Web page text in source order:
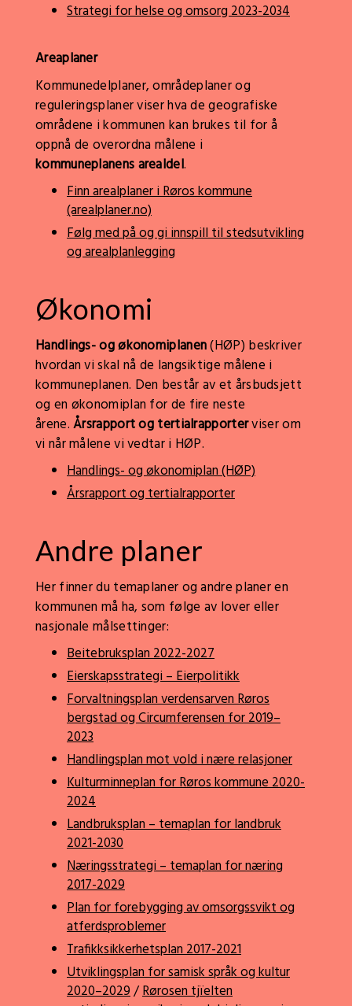
Strategi for helse og omsorg 2023-2034
Areaplaner
Kommunedelplaner, områdeplaner og
reguleringsplaner viser hva de geografiske
områdene i kommunen kan brukes til for å
oppnå de overordna målene i
kommuneplanens arealdel.
Finn arealplaner i Røros kommune
(arealplaner.no)
Følg med på og gi innspill til stedsutvikling
og arealplanlegging
Økonomi
Handlings- og økonomiplanen(HØP) beskriver
hvordan vi skal nå de langsiktige målene i
kommuneplanen. Den består av et årsbudsjett
og en økonomiplan for de fire neste
årene.Årsrapport og tertialrapporterviser om
vi når målene vi vedtar i HØP.
Handlings- og økonomiplan (HØP)
Årsrapport og tertialrapporter
Andre planer
Her finner du temaplaner og andre planer en
kommunen må ha, som følge av lover eller
nasjonale målsettinger:
Beitebruksplan 2022-2027
Eierskapsstrategi – Eierpolitikk
Forvaltningsplan verdensarven Røros
bergstad og Circumferensen for 2019–
2023
Handlingsplan mot vold i nære relasjoner
Kulturminneplan for Røros kommune 2020-
2024
Landbruksplan – temaplan for landbruk
2021-2030
Næringsstrategi – temaplan for næring
2017-2029
Plan for forebygging av omsorgssvikt og
atferdsproblemer
Trafikksikkerhetsplan 2017-2021
Utviklingsplan for samisk språk og kultur
2020–2029/Rørosen tjïelten